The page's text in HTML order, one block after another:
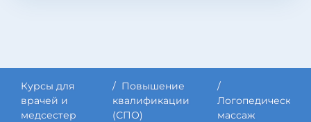
Курсы для
врачей и
медсестер
Повышение
квалификации
(СПО)
Логопедический
массаж